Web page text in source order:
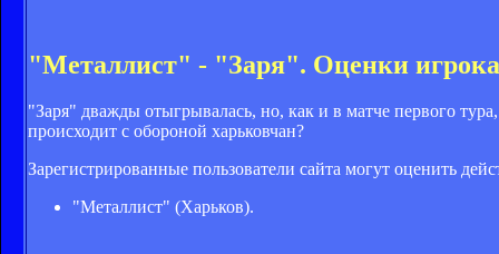
"Металлист" - "Заря". Оценки
"Заря" дважды отыгрывалась, но, как и в матче первого
происходит с обороной харьковчан?
Зарегистрированные пользователи сайта могут оценить
"Металлист" (Харьков).